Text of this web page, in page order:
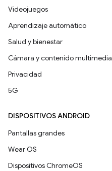
Videojuegos
Aprendizaje automático
Salud y bienestar
Cámara y contenido multimedia
Privacidad
5G
DISPOSITIVOS ANDROID
Pantallas grandes
Wear OS
Dispositivos ChromeOS